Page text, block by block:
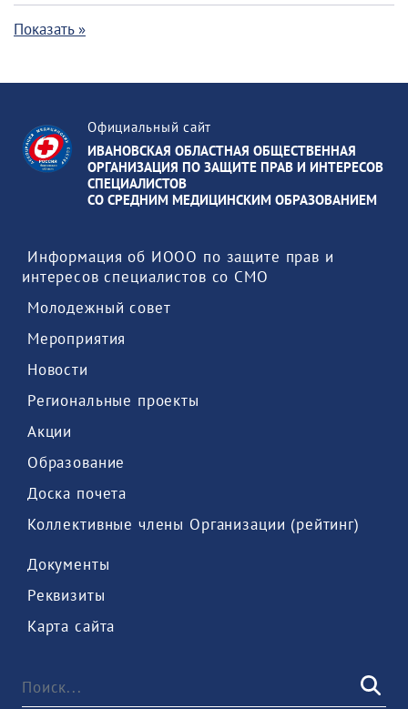
Показать »
Официальный сайт
ИВАНОВСКАЯ ОБЛАСТНАЯ ОБЩЕСТВЕННАЯ
ОРГАНИЗАЦИЯ ПО ЗАЩИТЕ ПРАВ И ИНТЕРЕСОВ
СПЕЦИАЛИСТОВ
СО СРЕДНИМ МЕДИЦИНСКИМ ОБРАЗОВАНИЕМ
интересов специалистов со СМО
Молодежный совет
Мероприятия
Новости
Региональные проекты
Акции
Образование
Доска почета
Коллективные члены Организации (рейтинг)
Документы
Реквизиты
Карта сайта